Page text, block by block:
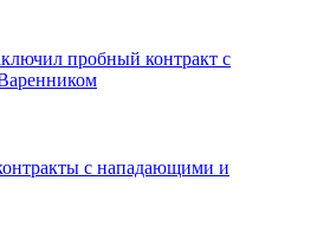
пробный контракт с
с нападающими и